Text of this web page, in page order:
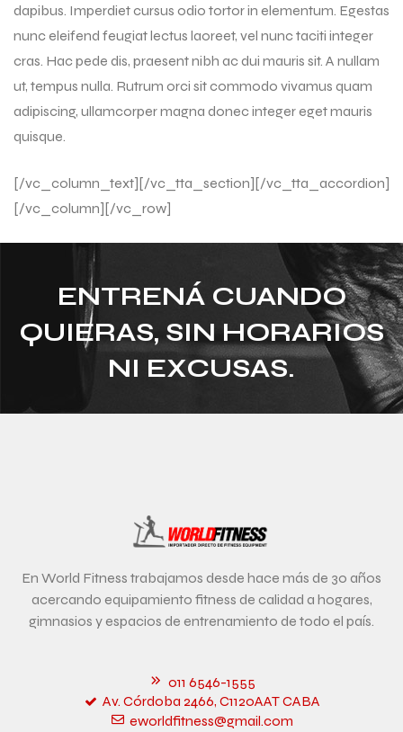
dapibus. Imperdiet cursus odio tortor in elementum. Egestas
nunc eleifend feugiat lectus laoreet, vel nunc taciti integer
cras. Hac pede dis, praesent nibh ac dui mauris sit. A nullam
ut, tempus nulla. Rutrum orci sit commodo vivamus quam
adipiscing, ullamcorper magna donec integer eget mauris
quisque.
[/vc_column_text][/vc_tta_section][/vc_tta_accordion]
[/vc_column][/vc_row]
ENTRENÁ CUANDO
QUIERAS, SIN HORARIOS
NI EXCUSAS.
En World Fitness trabajamos desde hace más de 30 años
acercando equipamiento fitness de calidad a hogares,
gimnasios y espacios de entrenamiento de todo el país.
011 6546-1555
Av. Córdoba 2466, C1120AAT CABA
eworldfitness@gmail.com